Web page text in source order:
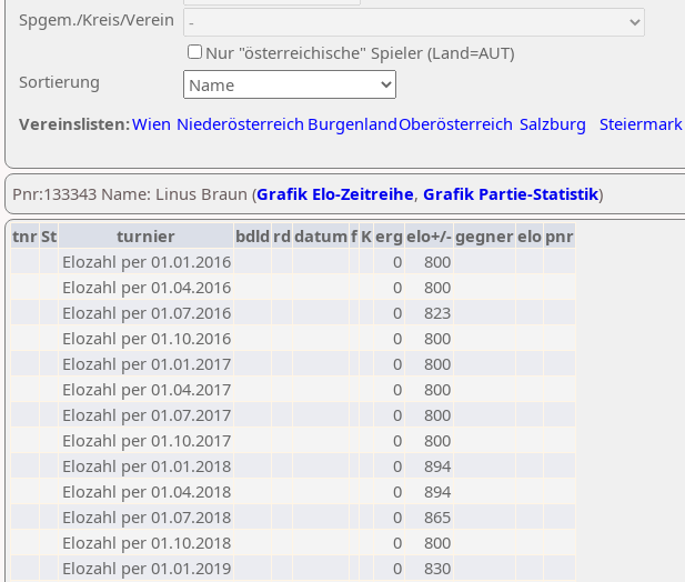
Sortierung
Spgem./Kreis/Verein
Nur "österreichische" Spieler (Land=AUT)
Vereinslisten:Wien Niederösterreich BurgenlandOberösterreich Salzburg Steiermark
Pnr:133343 Name: Linus Braun (Grafik Elo-Zeitreihe, Grafik Partie-Statistik)
tnrSt turnier bdld rd datumf Kerg elo+/-gegnerelo pnr
Elozahl per 01.01.2016
0
800
Elozahl per 01.04.2016
0
800
Elozahl per 01.07.2016
0
823
Elozahl per 01.10.2016
0
800
Elozahl per 01.01.2017
0
800
Elozahl per 01.04.2017
0
800
Elozahl per 01.07.2017
0
800
Elozahl per 01.10.2017
0
800
Elozahl per 01.01.2018
0
894
Elozahl per 01.04.2018
0
894
Elozahl per 01.07.2018
0
865
Elozahl per 01.10.2018
0
800
Elozahl per 01.01.2019
0
830